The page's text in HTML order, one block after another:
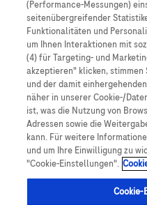
Über Roche
Impressum
Rechtliche Hinweise
Datenschutz
Cookie-Einstellungen
(Performance-Messungen)
seitenübergreifender
Funktionalitäten und
um Ihnen Interaktionen mit
(4) für Targeting- und
akzeptieren" klicken,
und der damit
näher in unserer Cookie-/
ist, was die Nutzung von
Adressen sowie die
kann. Für weitere
und um Ihre Einwilligung zu
"Cookie-Einstellungen".